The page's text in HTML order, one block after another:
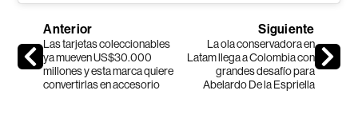
Anterior
Las tarjetas coleccionables
ya mueven US$30.000
millones y esta marca quiere
convertirlas en accesorio
Siguiente
La ola conservadora en
Latam llega a Colombia con
grandes desafío para
Abelardo De la Espriella